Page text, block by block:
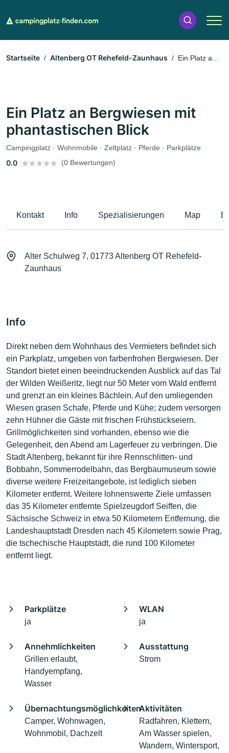
Startseite Altenberg OT Rehefeld-Zaunhaus
Ein Platz an
Ein Platz an Bergwiesen mit
phantastischen Blick
Campingplatz · Wohnmobile · Zeltplatz · Pferde · Parkplätze
0.0 (0 Bewertungen)
Kontakt Info Spezialisierungen Map
Alter Schulweg 7, 01773 Altenberg OT Rehefeld-
Zaunhaus
Info
Direkt neben dem Wohnhaus des Vermieters befindet sich
ein Parkplatz, umgeben von farbenfrohen Bergwiesen. Der
Standort bietet einen beeindruckenden Ausblick auf das Tal
der Wilden Weißeritz, liegt nur 50 Meter vom Wald entfernt
und grenzt an ein kleines Bächlein. Auf den umliegenden
Wiesen grasen Schafe, Pferde und Kühe; zudem versorgen
zehn Hühner die Gäste mit frischen Frühstückseiern.
Grillmöglichkeiten sind vorhanden, ebenso wie die
Gelegenheit, den Abend am Lagerfeuer zu verbringen. Die
Stadt Altenberg, bekannt für ihre Rennschlitten- und
Bobbahn, Sommerrodelbahn, das Bergbaumuseum sowie
diverse weitere Freizeitangebote, ist lediglich sieben
Kilometer entfernt. Weitere lohnenswerte Ziele umfassen
das 35 Kilometer entfernte Spielzeugdorf Seiffen, die
Sächsische Schweiz in etwa 50 Kilometern Entfernung, die
Landeshauptstadt Dresden nach 45 Kilometern sowie Prag,
die tschechische Hauptstadt, die rund 100 Kilometer
entfernt liegt.
Parkplätze
ja
WLAN
ja
Annehmlichkeiten
Grillen erlaubt,
Handyempfang,
Wasser
Ausstattung
Strom
Übernachtungsmöglichkeiten
Camper, Wohnwagen,
Wohnmobil, Dachzelt
Aktivitäten
Radfahren, Klettern,
Am Wasser spielen,
Wandern, Wintersport,